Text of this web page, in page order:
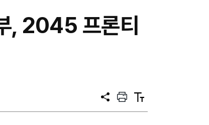
, 2045 프론티
공
프
트
텍
트